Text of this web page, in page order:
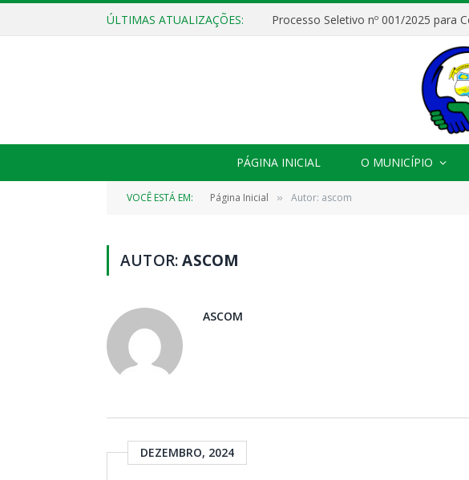
ÚLTIMAS ATUALIZAÇÕES:
PÁGINA INICIAL O MUNICÍPIO
VOCÊ ESTÁ EM: Página Inicial » Autor: ascom
AUTOR:ASCOM
ASCOM
DEZEMBRO, 2024